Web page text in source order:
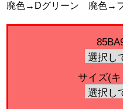
廃色→Dグリーン 廃色→フ
サイズ(